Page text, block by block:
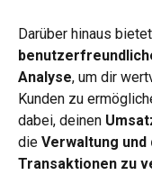
Darüber hinaus
Analyse, um dir
Kunden zu
dabei, deinen
die Verwaltung
Transaktionen zu